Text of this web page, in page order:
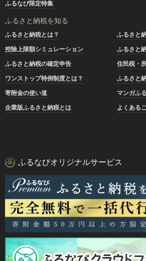
ふるなび限定特集
ふるさと納税を知る
ふるさと納税とは？
ふるさと
控除上限額シミュレーション
ふるさと
ふるさと納税の確定申告
住民税・
ワンストップ特例制度とは？
ふるさと
寄附金の使い道
マンガふ
企業版ふるさと納税とは
よくある
ふるなびオリジナルサービス